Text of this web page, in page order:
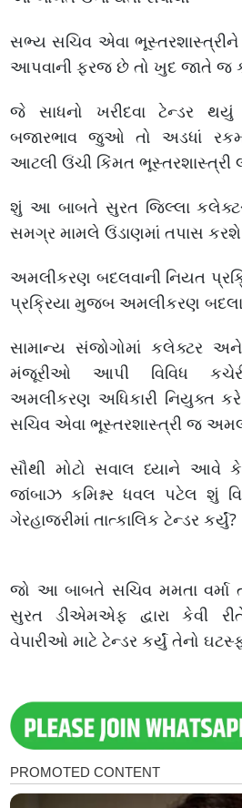
સભ્ય સચિવ એવા
આપવાની ફરજ છે તો ખુદ જાતે જ
જે સાધનો ખરીદવા ટેન્ડર
બજારભાવ જુઓ તો અડધાં
આટલી ઉંચી કિંમત ભૂસ્તરશાસ્ત્રી
શું આ બાબતે સુરત જિલ્લા
સમગ્ર મામલે ઉંડાણમાં તપાસ કરશે
અમલીકરણ બદલવાની નિયત
પ્રક્રિયા મુજબ અમલીકરણ
સામાન્ય સંજોગોમાં કલેક્ટર
મંજૂરીઓ આપી વિવિધ
અમલીકરણ અધિકારી નિયુક્ત
સચિવ એવા ભૂસ્તરશાસ્ત્રી જ
સૌથી મોટો સવાલ ધ્યાને આવે
જાંબાઝ કમિશ્નર ધવલ પટેલ શું
ગેરહાજરીમાં તાત્કાલિક ટેન્ડર કર્યું?
જો આ બાબતે સચિવ મમતા વર્મા
સુરત ડીએમએફ દ્વારા કેવી
વેપારીઓ માટે ટેન્ડર કર્યું તેનો